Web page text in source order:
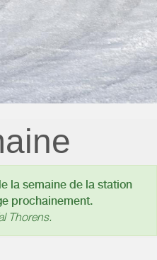
la semaine de la station
prochainement.
Thorens.